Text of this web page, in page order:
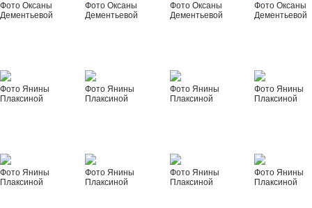
Фото Оксаны
Дементьевой
Фото Оксаны
Дементьевой
Фото Оксаны
Дементьевой
Фото Оксаны
Дементьевой
Фото Янины
Плаксиной
Фото Янины
Плаксиной
Фото Янины
Плаксиной
Фото Янины
Плаксиной
Фото Янины
Плаксиной
Фото Янины
Плаксиной
Фото Янины
Плаксиной
Фото Янины
Плаксиной